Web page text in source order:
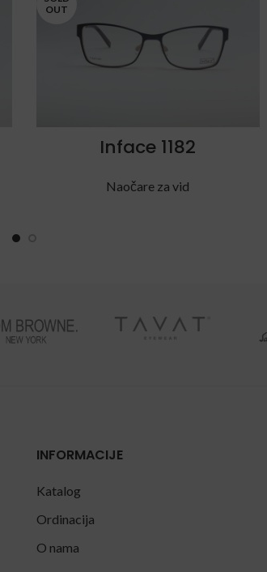
OUT
Inface 1182
Naočare za vid
INFORMACIJE
Katalog
Ordinacija
O nama